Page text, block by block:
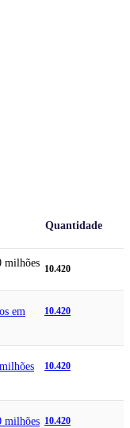
Quantidade
milhões
10.420
em
10.420
10.420
milhões 10.420